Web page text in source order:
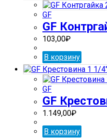
GF
GF
103,00₽
В корзину
GF
GF
1.149,00₽
В корзину